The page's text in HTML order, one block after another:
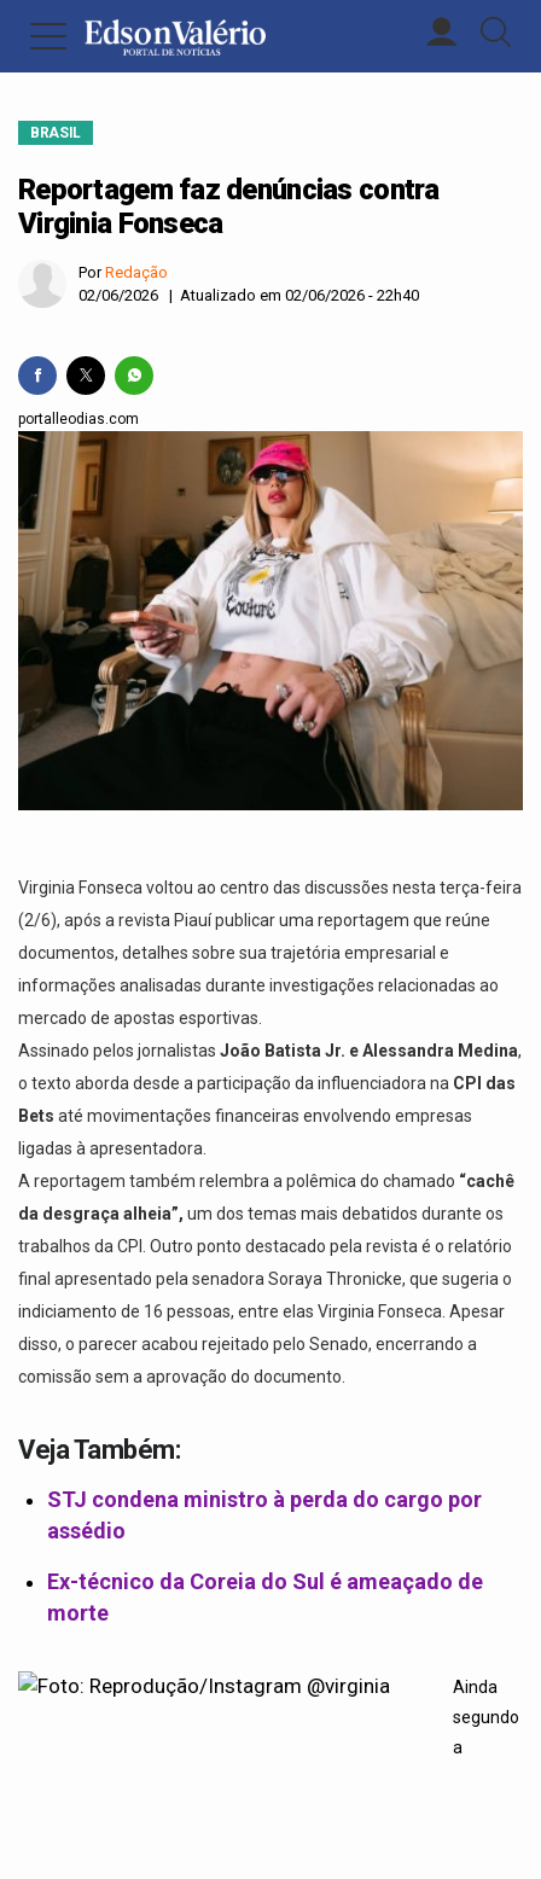
BRASIL
Reportagem faz denúncias contra
Virginia Fonseca
PorRedação
02/06/2026 | Atualizado em 02/06/2026 - 22h40
portalleodias.com
Virginia Fonseca voltou ao centro das discussões nesta terça-feira
(2/6), após a revista Piauí publicar uma reportagem que reúne
documentos, detalhes sobre sua trajetória empresarial e
informações analisadas durante investigações relacionadas ao
mercado de apostas esportivas.
Assinado pelos jornalistas João Batista Jr. e Alessandra Medina,
o texto aborda desde a participação da influenciadora na CPI das
Bets até movimentações financeiras envolvendo empresas
ligadas à apresentadora.
A reportagem também relembra a polêmica do chamado “cachê
da desgraça alheia”, um dos temas mais debatidos durante os
trabalhos da CPI. Outro ponto destacado pela revista é o relatório
final apresentado pela senadora Soraya Thronicke, que sugeria o
indiciamento de 16 pessoas, entre elas Virginia Fonseca. Apesar
disso, o parecer acabou rejeitado pelo Senado, encerrando a
comissão sem a aprovação do documento.
Veja Também:
STJ condena ministro à perda do cargo por
assédio
Ex-técnico da Coreia do Sul é ameaçado de
morte
Ainda
segundo
a